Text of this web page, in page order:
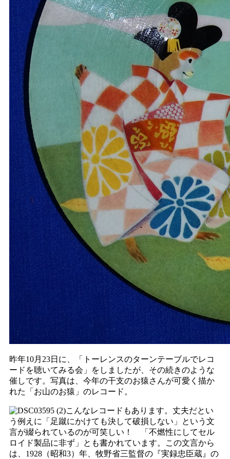
昨年10月23日に、「トーレンスのターンテーブルでレコ
ードを聴いてみる会」をしましたが、その続きのような
催しです。写真は、今年の干支のお猿さんが可愛く描か
れた「お山のお猿」のレコード。
こんなレコードもあります。丈夫だとい
う例えに「足蹴にかけても決して破損しない」という文
言が綴られているのが可笑しい！ 「不燃性にしてセル
ロイド製品に非ず」とも書かれています。この文言から
は、1928（昭和3）年、牧野省三監督の『実録忠臣蔵』の